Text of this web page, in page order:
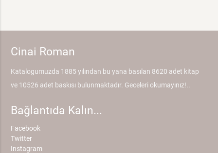
Cinai Roman
Katalogumuzda 1885 yılından bu yana basılan 8620 adet kitap
ve 10526 adet baskısı bulunmaktadır. Geceleri okumayınız!..
Bağlantıda Kalın...
Facebook
Twitter
Instagram